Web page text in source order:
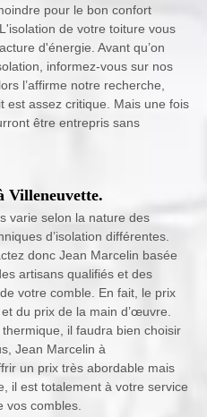
pour le bon confort
de votre toiture vous
d'énergie. Avant qu’on
informez-vous sur nos
l’affirme notre recherche,
est assez critique. Mais une fois
être entrepris sans
Villeneuvette.
varie selon la nature des
d’isolation différentes.
donc Jean Marcelin basée
artisans qualifiés et des
votre comble. En fait, le prix
du prix de la main d’œuvre.
il faudra bien choisir
Jean Marcelin à
un prix très abordable mais
il est totalement à votre service
vos combles.